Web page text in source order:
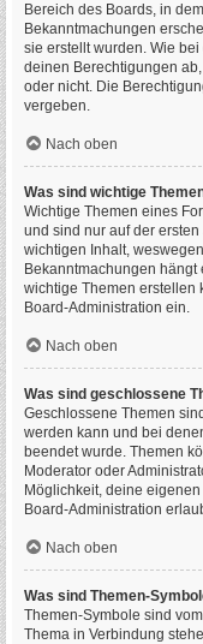
Bereich des Boards, in
Bekanntmachungen
sie erstellt wurden. Wie
deinen Berechtigungen
oder nicht. Die
vergeben.
Nach oben
Was sind wichtige
Wichtige Themen eines
und sind nur auf der
wichtigen Inhalt,
Bekanntmachungen
wichtige Themen erstellen
Board-Administration ein.
Nach oben
Was sind geschlossene
Geschlossene Themen
werden kann und bei
beendet wurde. Themen
Moderator oder
Möglichkeit, deine
Board-Administration
Nach oben
Was sind Themen-
Themen-Symbole sind
Thema in Verbindung